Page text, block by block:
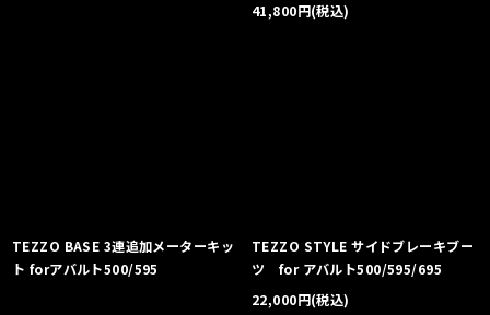
41,800円(税込)
TEZZO BASE 3連追加メーターキッ
ト forアバルト500/595
TEZZO STYLE サイドブレーキブー
ツ for アバルト500/595/695
22,000円(税込)